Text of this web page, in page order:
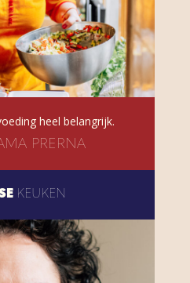
heel belangrijk.
PRERNA
KEUKEN